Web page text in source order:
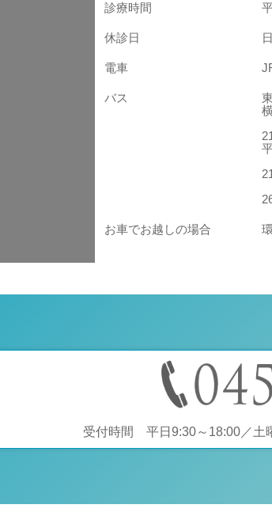
診療時間
休診日
電車
バス
お車でお越しの場合
受付時間 平日9:30～18:00／土